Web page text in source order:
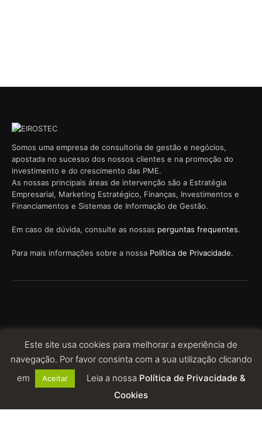
Somos uma empresa de consultoria de gestão e negócios,
apostada no sucesso dos nossos clientes e na promoção do
investimento e do crescimento das PME.
As nossas principais áreas de intervenção são a Estratégia
Empresarial, Marketing Estratégico, Finanças, Investimentos e
Financiamentos e Sistemas de Informação de Gestão.
Em caso de dúvida, consulte as nossas perguntas frequentes.
Para mais informações sobre a nossa Política de Privacidade.
© 2023 EIROSTEC. ALL RIGHTS RESERVED. POWERED BY:
Este site usa cookies para melhorar a experiência de
navegação. Por favor consinta com a sua utilização clicando
em
Aceitar Leia a nossa Política de Privacidade &
Cookies